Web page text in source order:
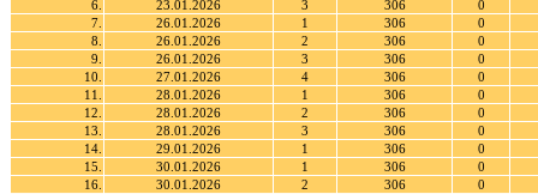
6.
23.01.2026 3 306
0
7.
26.01.2026 1 306
0
8.
26.01.2026 2 306
0
9.
26.01.2026 3 306
0
10.
27.01.2026 4 306
0
11.
28.01.2026 1 306
0
12.
28.01.2026 2 306
0
13.
28.01.2026 3 306
0
14.
29.01.2026 1 306
0
15.
30.01.2026 1 306
0
16.
30.01.2026 2 306
0